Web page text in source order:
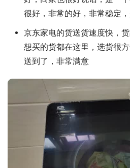
很好，非常的好，非常稳定
京东家电的货送货速度快，
想买的货都在这里，选货很
送到了，非常满意